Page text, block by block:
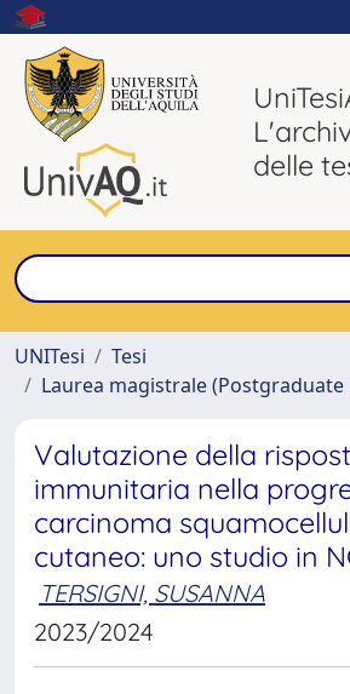
delle
UNITesi
Tesi
Laurea magistrale (Postgraduate
Valutazione della
immunitaria nella
carcinoma
cutaneo: uno studio in
TERSIGNI, SUSANNA
2023/2024